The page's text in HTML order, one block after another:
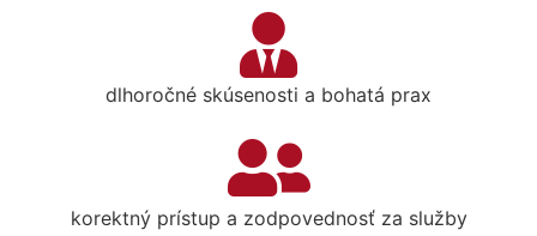
dlhoročné skúsenosti a bohatá prax
korektný prístup a zodpovednosť za služby